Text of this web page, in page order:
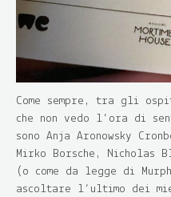
Come sempre, tra gli
che non vedo l’ora di
sono Anja Aronowsky
Mirko Borsche, Nicholas
(o come da legge di
ascoltare l’ultimo dei